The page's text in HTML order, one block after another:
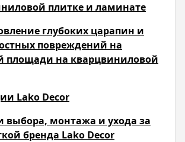
плитке и ламинате
глубоких царапин и
повреждений на
площади на кварцвиниловой
Lako Decor
выбора, монтажа и ухода за
бренда Lako Decor